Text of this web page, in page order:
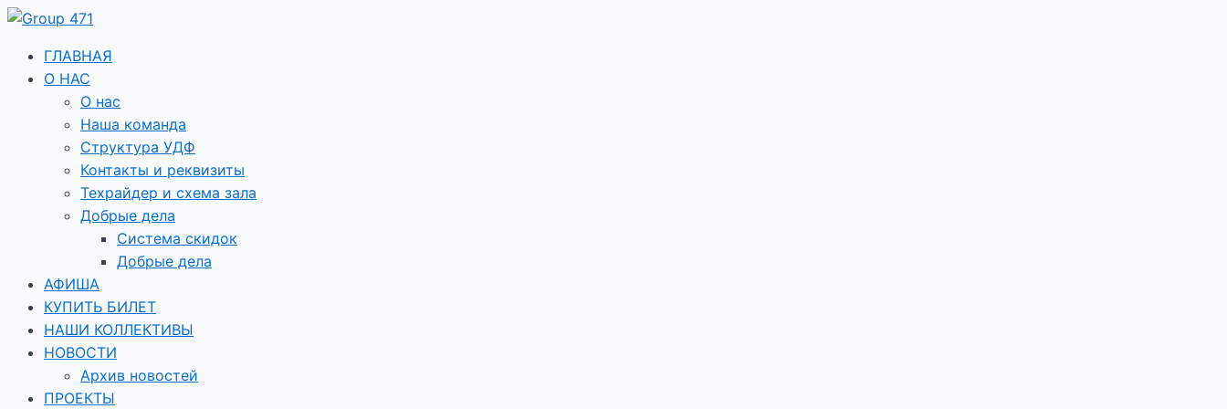
Перейти
содержимому
ГЛАВНАЯ
О НАС
О нас
Наша команда
Структура УДФ
Контакты и реквизиты
Техрайдер и схема зала
Добрые дела
Система скидок
Добрые дела
АФИША
КУПИТЬ БИЛЕТ
НАШИ КОЛЛЕКТИВЫ
НОВОСТИ
Архив новостей
ПРОЕКТЫ
«Цвета
победы»